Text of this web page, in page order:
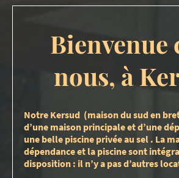
Bienvenue
nous, à
Notre Kersud (maison du sud en
d’une maison principale et d’une
une belle piscine privée au sel . La
dépendance et la piscine sont
disposition : il n’y a pas d’autres